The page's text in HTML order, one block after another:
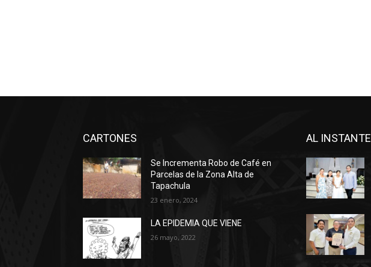
CARTONES
Se Incrementa Robo de Café en
Parcelas de la Zona Alta de
Tapachula
23 enero, 2024
LA EPIDEMIA QUE VIENE
26 mayo, 2022
AL INSTANTE